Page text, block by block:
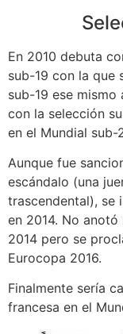
En 2010 debuta
sub-19 con la que
sub-19 ese mismo
con la selección
en el Mundial sub-
Aunque fue
escándalo (una
trascendental), se
en 2014. No
2014 pero se
Eurocopa 2016.
Finalmente sería
francesa en el